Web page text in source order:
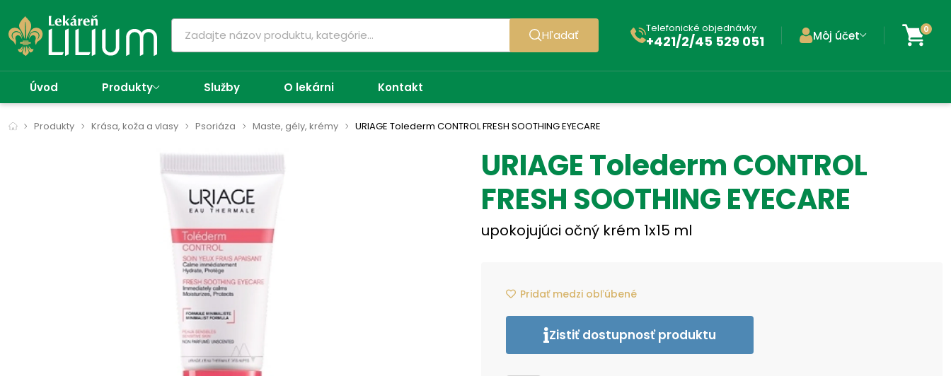
Hľadať Telefonické objednávky
+421/2/45 529 051 Môj účet 0
Úvod Produkty Služby O lekárni Kontakt
Produkty Krása, koža a vlasy Psoriáza Maste, gély, krémy URIAGE Tolederm CONTROL FRESH SOOTHING EYECARE
URIAGE Tolederm CONTROL
FRESH SOOTHING EYECARE
upokojujúci očný krém 1x15 ml
Pridať medzi obľúbené
Zistiť dostupnosť produktu